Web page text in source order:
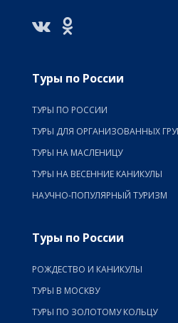
Туры по России
ТУРЫ ПО РОССИИ
ТУРЫ ДЛЯ ОРГАНИЗОВАННЫХ
ТУРЫ НА МАСЛЕНИЦУ
ТУРЫ НА ВЕСЕННИЕ КАНИКУЛЫ
НАУЧНО-ПОПУЛЯРНЫЙ ТУРИЗМ
Туры по России
РОЖДЕСТВО И КАНИКУЛЫ
ТУРЫ В МОСКВУ
ТУРЫ ПО ЗОЛОТОМУ КОЛЬЦУ